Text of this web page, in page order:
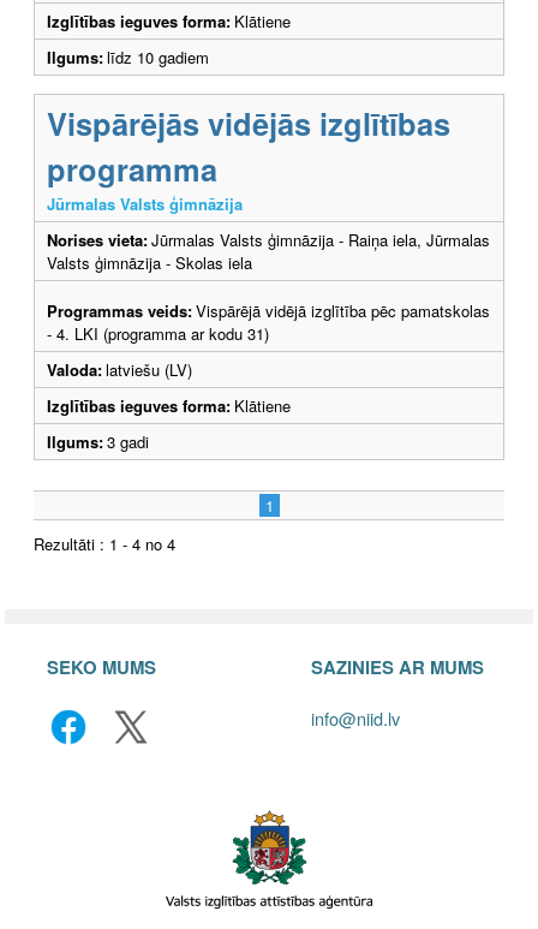
Izglītības ieguves forma: Klātiene
Ilgums:līdz 10 gadiem
Vispārējās vidējās izglītības
programma
Jūrmalas Valsts ģimnāzija
Norises vieta:Jūrmalas Valsts ģimnāzija - Raiņa iela, Jūrmalas
Valsts ģimnāzija - Skolas iela
Programmas veids:Vispārējā vidējā izglītība pēc pamatskolas
- 4. LKI (programma ar kodu 31)
Valoda:latviešu (LV)
Izglītības ieguves forma: Klātiene
Ilgums:3 gadi
1
Rezultāti : 1 - 4 no 4
SEKO MUMS SAZINIES AR MUMS
info@niid.lv